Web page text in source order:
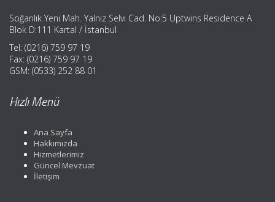
Soğanlık Yeni Mah. Yalnız Selvi Cad. No:5 Uptwins Residence A
Blok D:111 Kartal / İstanbul
Tel: (0216) 759 97 19
Fax: (0216) 759 97 19
GSM: (0533) 252 88 01
Hızlı Menü
Ana Sayfa
Hakkımızda
Hizmetlerimiz
Güncel Mevzuat
İletişim